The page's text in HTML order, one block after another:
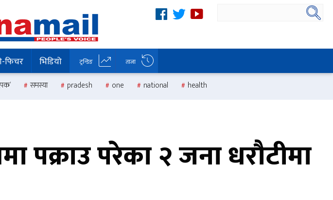
फिचर भिडियो ट्रन्डिङ ताजा
समस्या pradesh one national health
पक्राउ परेका २ जना धरौटीमा